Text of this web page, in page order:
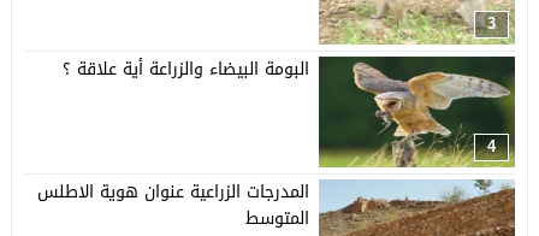
3
4
البومة البيضاء والزراعة أية علاقة ؟
المدرجات الزراعية عنوان هوية الاطلس
المتوسط